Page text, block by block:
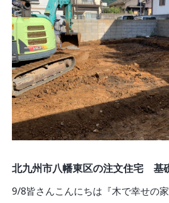
北九州市八幡東区の注文住宅 基
9/8皆さんこんにちは『木で幸せの